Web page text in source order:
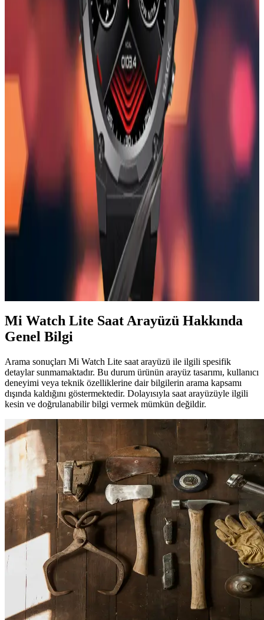
Kadın dijital saatler, şık tasarımları ve gelişmiş teknolojik
özellikleriyle günlük yaşamda önemli yer tutuyor. Trendler ve
kullanım alanları hakkında detaylar burada.
Apple Watch Mini: Kompakt Tasarımı ve Gelişmiş
Özellikleriyle Akıllı Saat Teknolojisi
Apple Watch Mini, şık tasarımı ve gelişmiş sağlık özellikleriyle öne
çıkan küçük boyutlu akıllı saat, iletişim ve günlük yaşamı
kolaylaştıran fonksiyonlarıyla dikkat çekiyor.
Huawei Watch GT 3 SE ve Samsung Galaxy Watch
4 Karşılaştırması: Hangi Akıllı Saat Sizin İçin
Uygun
İki popüler akıllı saatin özelliklerini ve kullanıcı yorumlarını
karşılaştırıyoruz. Pil ömrü, sağlık özellikleri ve tasarım açısından
detaylı bilgiler içerir.
Zeblaze Vibe 7 Pro ile Günlük Yaşamınızı
Kolaylaştıran Akıllı Saat Teknolojisi
Zeblaze Vibe 7 Pro, şık tasarımı, sağlık ve spor takibi özellikleriyle
öne çıkan, uzun pil ömrüne sahip akıllı saat. Günlük iletişim ve
sağlık ihtiyaçlarınızı karşılar.
Mi Watch Lite Saat Arayüzü Hakkında
Genel Bilgi
Arama sonuçları Mi Watch Lite saat arayüzü ile ilgili spesifik
detaylar sunmamaktadır. Bu durum ürünün arayüz tasarımı, kullanıcı
deneyimi veya teknik özelliklerine dair bilgilerin arama kapsamı
dışında kaldığını göstermektedir. Dolayısıyla saat arayüzüyle ilgili
kesin ve doğrulanabilir bilgi vermek mümkün değildir.